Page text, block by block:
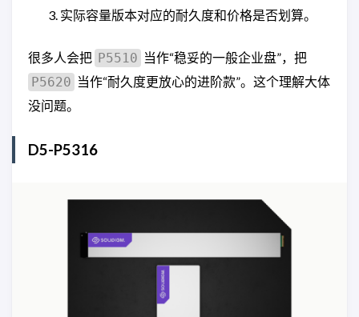
实际容量版本对应的耐久度和价格是否划算。
很多人会把 P5510 当作“稳妥的一般企业盘”，把
P5620 当作“耐久度更放心的进阶款”。这个理解大体
没问题。
D5-P5316